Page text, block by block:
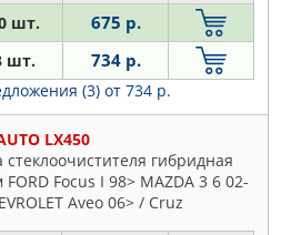
шт. 675 р.
шт. 734 р.
(3) от 734 р.
LX450
стеклоочистителя гибридная
Focus I 98> MAZDA 3 6 02-
Aveo 06> / Cruz